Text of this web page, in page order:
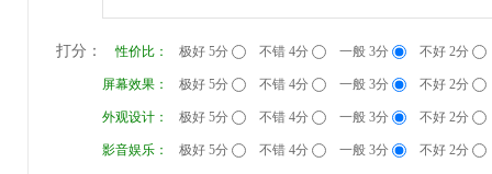
打分： 性价比： 极好 5分 不错 4分 一般 3分 不好 2分
屏幕效果： 极好 5分 不错 4分 一般 3分 不好 2分
外观设计： 极好 5分 不错 4分 一般 3分 不好 2分
影音娱乐： 极好 5分 不错 4分 一般 3分 不好 2分